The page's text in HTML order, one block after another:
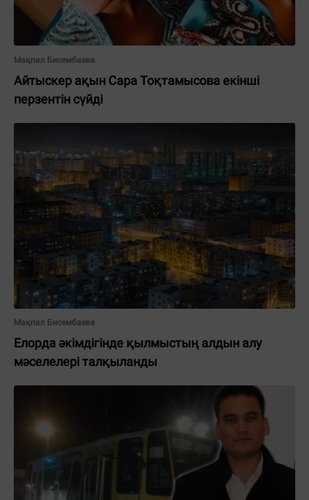
Мақпал Бисембаева
Айтыскер ақын Сара Тоқтамысова екінші
перзентін сүйді
Мақпал Бисембаева
Елорда әкімдігінде қылмыстың алдын алу
мәселелері талқыланды